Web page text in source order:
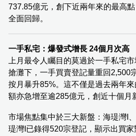
737.85億元，創下近兩年來的最高
全面回歸。
一手私宅：爆發式增長 24個月次高
上月最令人矚目的莫過於一手私宅
搶灘下，一手買賣登記量重回2,500
按月暴升85%。這不僅是過去兩年
額亦急增至逾285億元，創近十個月
市場焦點集中於三大新盤：海瑅灣I
瑅灣I已錄得520宗登記，顯示出買